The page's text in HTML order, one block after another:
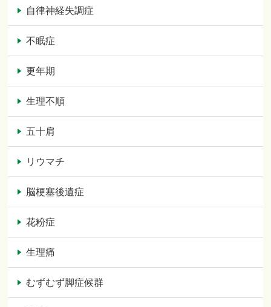
自律神経失調症
不眠症
更年期
生理不順
五十肩
リウマチ
脳梗塞後遺症
花粉症
生理痛
むずむず脚症候群